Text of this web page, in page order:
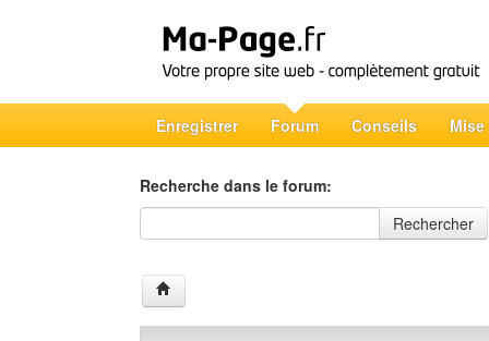
Enregistrer Forum Conseils Mise
Recherche dans le forum:
Recherche dans le forum
Rechercher